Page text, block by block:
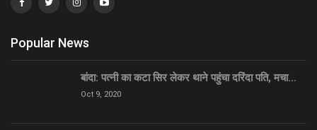
Popular News
बांदा: पत्नी का कटा सिर लेकर थाने पहुंचा दरिंदा पति, मचा…
Oct 9, 2020